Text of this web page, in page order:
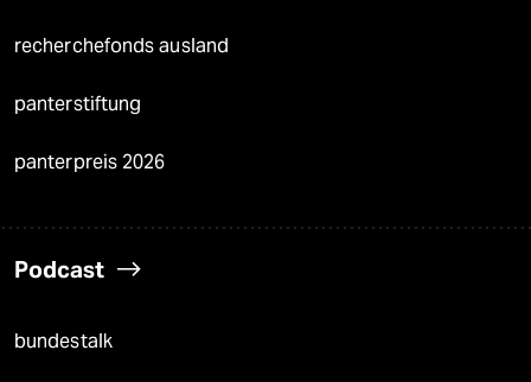
recherchefonds ausland
panterstiftung
panterpreis 2026
Podcast
bundestalk